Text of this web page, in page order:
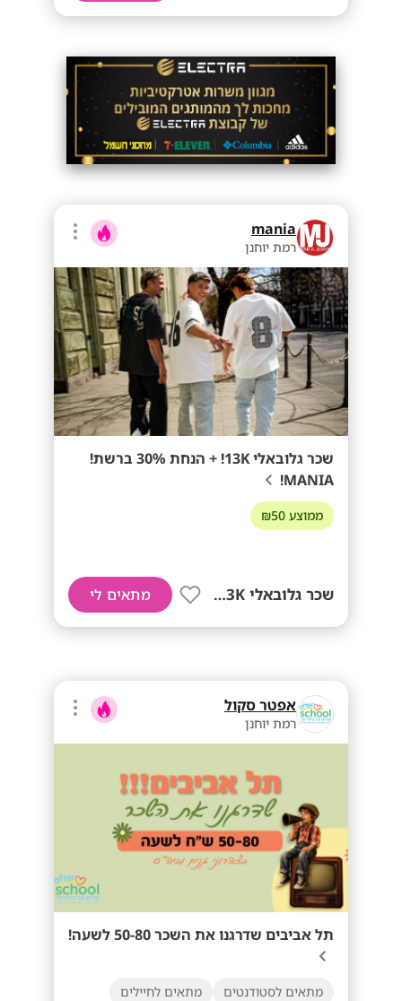
mania
רמת יוחנן
שכר גלובאלי 13K! + הנחת 30% ברשת!
MANIA!
ממוצע ₪50
שכר גלובאלי 13K! + בונוסים!! מתאים לי
אפטר סקול
רמת יוחנן
תל אביבים שדרגנו את השכר 50-80 לשעה!
מתאים לסטודנטים מתאים לחיילים